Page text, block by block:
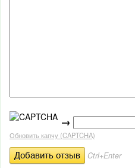
→
Обновить капчу (CAPTCHA)
Ctrl+Enter